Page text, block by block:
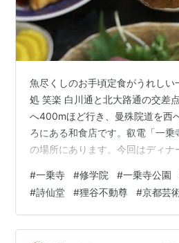
魚尽くしのお手頃定食がうれし
処 笑楽 白川通と北大路通の交差
へ400mほど行き、曼殊院道を西
ろにある和食店です。叡電「一
の場所にあります。今回はディナ
た。 ●住所…京都市左京区一乗寺
マップ）●TEL…075-712-0057●
金曜日●備考…禁煙●ホームペー
ログ「味わい処 笑楽」をご確認
#一乗寺 #修学院 #一乗寺公園
#詩仙堂 #狸谷不動尊 #京都芸